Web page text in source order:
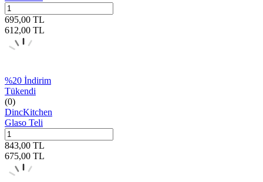
695,00 TL
612,00 TL
%20 İndirim
Tükendi
(0)
DincKitchen
Glaso Teli
843,00 TL
675,00 TL